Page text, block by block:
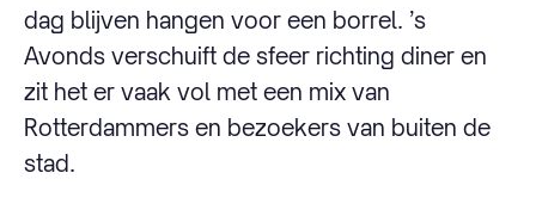
dag blijven hangen voor een borrel. ’s
Avonds verschuift de sfeer richting diner en
zit het er vaak vol met een mix van
Rotterdammers en bezoekers van buiten de
stad.